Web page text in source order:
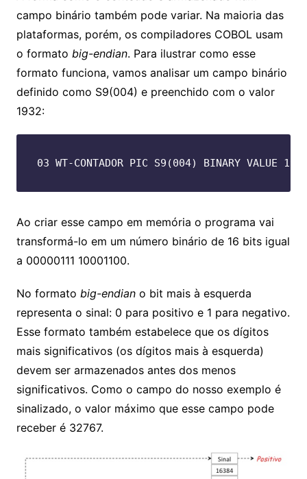
campo binário também pode variar. Na maioria das
plataformas, porém, os compiladores COBOL usam
o formato big-endian. Para ilustrar como esse
formato funciona, vamos analisar um campo binário
definido como S9(004) e preenchido com o valor
1932:
03 WT-CONTADOR PIC S9(004) BINARY VALUE
Ao criar esse campo em memória o programa vai
transformá-lo em um número binário de 16 bits igual
a 00000111 10001100.
No formato big-endian o bit mais à esquerda
representa o sinal: 0 para positivo e 1 para negativo.
Esse formato também estabelece que os dígitos
mais significativos (os dígitos mais à esquerda)
devem ser armazenados antes dos menos
significativos. Como o campo do nosso exemplo é
sinalizado, o valor máximo que esse campo pode
receber é 32767.